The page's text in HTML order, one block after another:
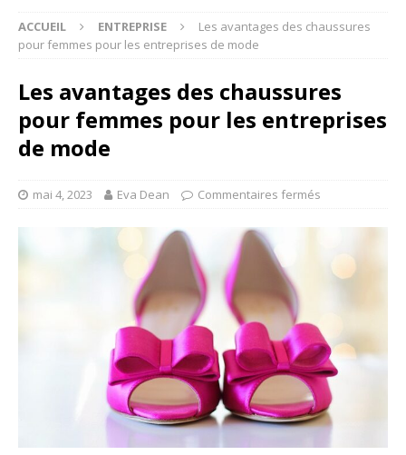
ACCUEIL ENTREPRISE
Les avantages des chaussures
pour femmes pour les entreprises de mode
Les avantages des chaussures
pour femmes pour les entreprises
de mode
mai 4, 2023 Eva Dean Commentaires fermés